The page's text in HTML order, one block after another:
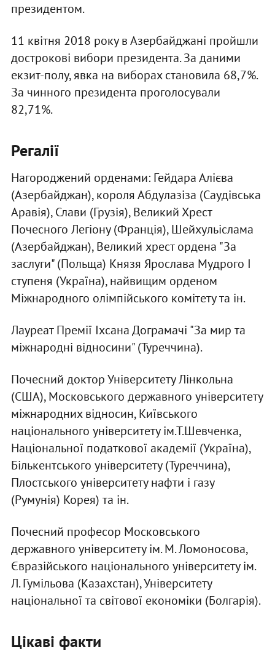
президентом.
11 квітня 2018 року в Азербайджані пройшли
дострокові вибори президента. За даними
екзит-полу, явка на виборах становила 68,7%.
За чинного президента проголосували
82,71%.
Регалії
Нагороджений орденами: Гейдара Алієва
(Азербайджан), короля Абдулазіза (Саудівська
Аравія), Слави (Грузія), Великий Хрест
Почесного Легіону (Франція), Шейхульіслама
(Азербайджан), Великий хрест ордена "За
заслуги" (Польща) Князя Ярослава Мудрого І
ступеня (Україна), найвищим орденом
Міжнародного олімпійського комітету та ін.
Лауреат Премії Іхсана Дограмачі "За мир та
міжнародні відносини" (Туреччина).
Почесний доктор Університету Лінкольна
(США), Московського державного університету
міжнародних відносин, Київського
національного університету ім.Т.Шевченка,
Національної податкової академії (Україна),
Бількентського університету (Туреччина),
Плостського університету нафти і газу
(Румунія) Корея) та ін.
Почесний професор Московського
державного університету ім. М. Ломоносова,
Євразійського національного університету ім.
Л. Гумільова (Казахстан), Університету
національної та світової економіки (Болгарія).
Цікаві факти